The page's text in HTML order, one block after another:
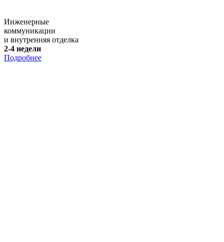
Инженерные
коммуникации
и внутренняя отделка
2-4 недели
Подробнее